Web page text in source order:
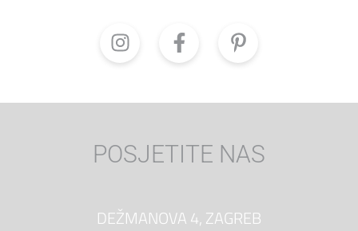
POSJETITE NAS
DEŽMANOVA 4, ZAGREB